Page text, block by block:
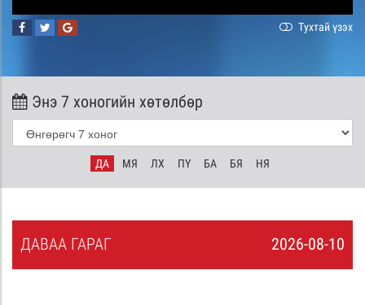
Тухтай үзэх
Энэ 7 хоногийн хөтөлбөр
ДА МЯ ЛХ ПҮ БА БЯ НЯ
2026-08-10
ДАВАА ГАРАГ